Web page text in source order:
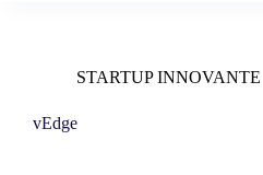
STARTUP INNOVANTE
vEdge